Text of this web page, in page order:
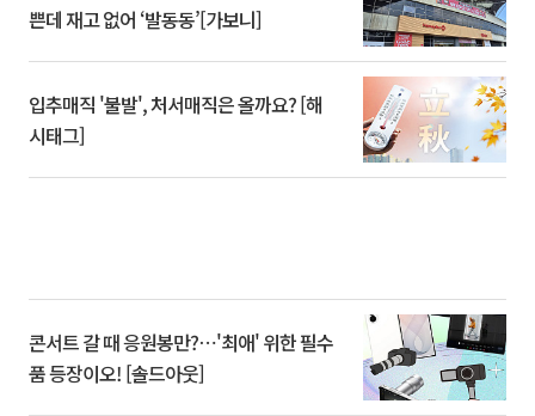
쁜데 재고 없어 ‘발동동’[가보니]
입추매직 '불발', 처서매직은 올까요? [해
시태그]
콘서트 갈 때 응원봉만?⋯'최애' 위한 필수
품 등장이오! [솔드아웃]